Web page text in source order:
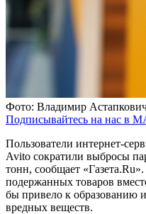
Фото: Владимир
Подписывайтесь на нас в
Пользователи интернет-
Avito сократили выбросы
тонн, сообщает
подержанных товаров
бы привело к образованию
вредных веществ.